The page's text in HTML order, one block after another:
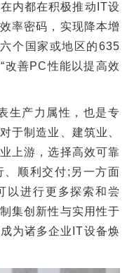
内都在积极推动IT设
率密码，实现降本增
个国家或地区的635
改善PC性能以提高效
产力属性，也是专
于制造业、建筑业、
上游，选择高效可靠
、顺利交付;另一方面
以进行更多探索和尝
集创新性与实用性于
为诸多企业IT设备焕